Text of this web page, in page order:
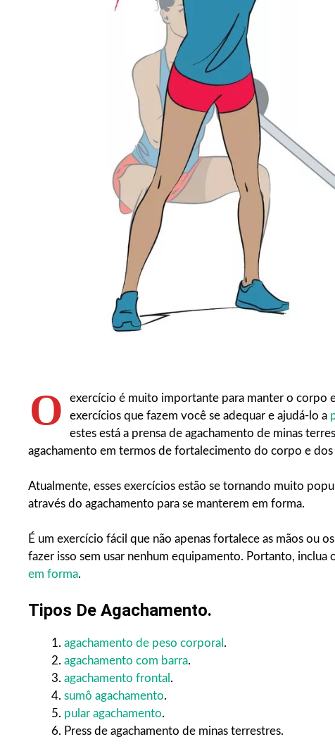
O
exercício é muito importante para manter o corpo
exercícios que fazem você se adequar e ajudá-lo a
estes está a prensa de agachamento de minas
agachamento em termos de fortalecimento do corpo e dos
Atualmente, esses exercícios estão se tornando muito
através do agachamento para se manterem em forma.
É um exercício fácil que não apenas fortalece as mãos ou
fazer isso sem usar nenhum equipamento. Portanto, inclua
em forma.
Tipos De Agachamento.
agachamento de peso corporal .
agachamento com barra.
agachamento frontal .
sumô agachamento.
pular agachamento.
Press de agachamento de minas terrestres.